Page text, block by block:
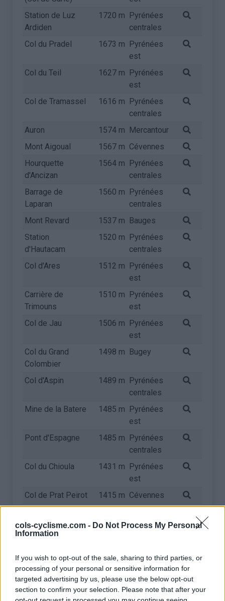
cols-cyclisme.com - Do Not Process My Personal
Information
If you wish to opt-out of the sale, sharing to third parties, or
processing of your personal or sensitive information for
targeted advertising by us, please use the below opt-out
section to confirm your selection. Please note that after your
Station de Luz
Ardiden
1720 m Pyrénées
centrales
Col du Pradel
1673 m Pyrénées
est
Col du Teil
1627 m Pyrénées
est
Col de Tramassel
1616 m Pyrénées
centrales
Auron
1574 m Mercantour
Mont Aigoual
1567 m Cévennes
Hourquette
d'Ancizan
1564 m Pyrénées
centrales
Barrage de
Laparan
1560 m Pyrénées
centrales
Mont Revard
1537 m Bauges
Station
d'Hautacam
1520 m Pyrénées
centrales
Col d'Ares
1512 m Pyrénées
est
Carrière de
Trimouns
1510 m Pyrénées
est
Col de Jau
1506 m Pyrénées
est
Col du Grand
Colombier
1498 m Bugey
Col d'Aspin 1489 m Pyrénées
centrales
Mine de la Batere
1485 m Pyrénées
est
Pont d'Espagne
1485 m Pyrénées
centrales
Col du Chioula
1431 m Pyrénées
est
Col de Prat Peirot
1415 m Cévennes
est
Col de Marmare
1361 m Pyrénées
est
Col de la Faucille
1320 m Jura